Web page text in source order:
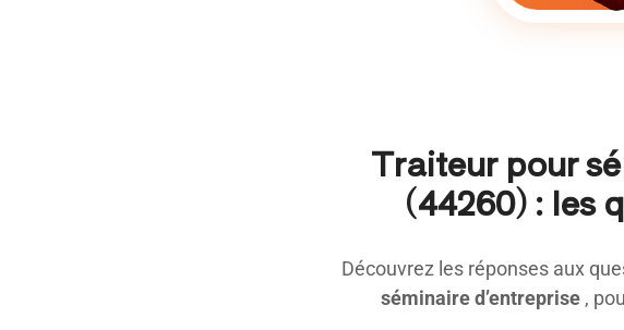
Découvrez les réponses aux
séminaire d’entreprise ,
Traiteur pour
(44260) : les